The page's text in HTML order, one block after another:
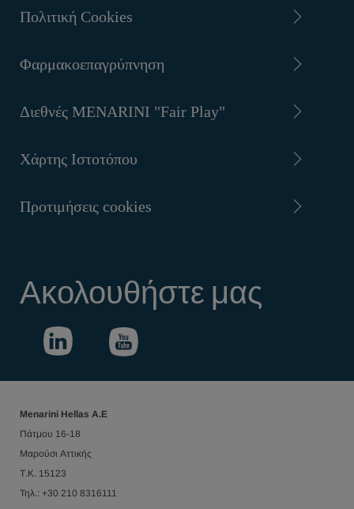
Πολιτική Cookies
Φαρμακοεπαγρύπνηση
Διεθνές MENARINI "Fair Play"
Χάρτης Ιστοτόπου
Προτιμήσεις cookies
Ακολουθήστε μας
Menarini Hellas Α.Ε
Πάτμου 16-18
Μαρούσι Αττικής
Τ.Κ. 15123
Τηλ.: +30 210 8316111